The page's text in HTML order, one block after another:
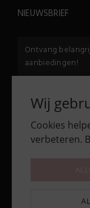
NIEUWSBRIEF
Ontvang
aanbiedingen!
Ik ga akkoord
Wij
Cookies
verbeteren.